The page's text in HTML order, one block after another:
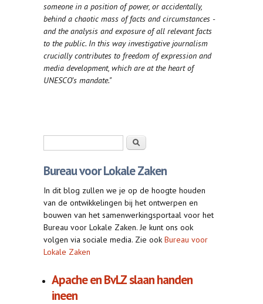
someone in a position of power, or accidentally,
behind a chaotic mass of facts and circumstances -
and the analysis and exposure of all relevant facts
to the public. In this way investigative journalism
crucially contributes to freedom of expression and
media development, which are at the heart of
UNESCO’s mandate."
Zoeken
Bureau voor Lokale Zaken
In dit blog zullen we je op de hoogte houden
van de ontwikkelingen bij het ontwerpen en
bouwen van het samenwerkingsportaal voor het
Bureau voor Lokale Zaken. Je kunt ons ook
volgen via sociale media. Zie ook Bureau voor
Lokale Zaken
Apache en BvLZ slaan handen
ineen